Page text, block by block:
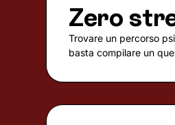
Zero
Trovare un percorso
basta compilare un